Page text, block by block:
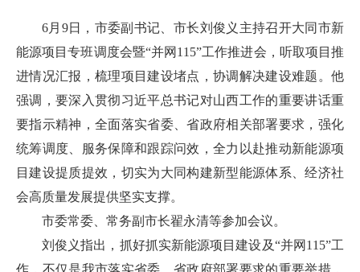
6月9日，市委副书记、市长刘俊义主持召开大同市新
能源项目专班调度会暨“并网115”工作推进会，听取项目推
进情况汇报，梳理项目建设堵点，协调解决建设难题。他
强调，要深入贯彻习近平总书记对山西工作的重要讲话重
要指示精神，全面落实省委、省政府相关部署要求，强化
统筹调度、服务保障和跟踪问效，全力以赴推动新能源项
目建设提质提效，切实为大同构建新型能源体系、经济社
会高质量发展提供坚实支撑。
市委常委、常务副市长翟永清等参加会议。
刘俊义指出，抓好抓实新能源项目建设及“并网115”工
作，不仅是我市落实省委、省政府部署要求的重要举措，